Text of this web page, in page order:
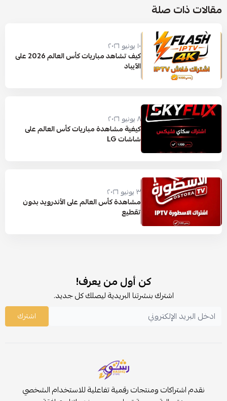
مقالات ذات صلة
١٠ يونيو ٢٠٢٦
كيف تشاهد مباريات كأس العالم 2026 على
الآيباد
٨ يونيو ٢٠٢٦
كيفية مشاهدة مباريات كأس العالم على
شاشات LG
٣ يونيو ٢٠٢٦
مشاهدة كأس العالم على الأندرويد بدون
تقطيع
كن أول من يعرف!
اشترك بنشرتنا البريدية ليصلك كل جديد.
اشترك
نقدم اشتراكات ومنتجات رقمية تفاعلية للاستخدام الشخصي